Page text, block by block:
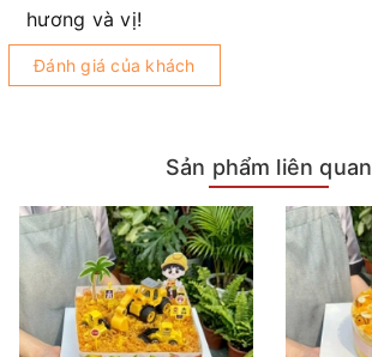
hương và vị!
Đánh giá của khách
Sản phẩm liên quan